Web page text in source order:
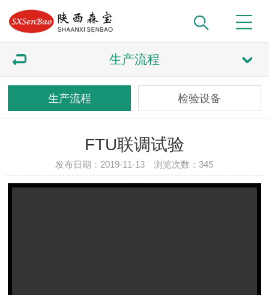
生产流程
生产流程 检验设备
FTU联调试验
发布日期：2019-11-13 浏览次数：345